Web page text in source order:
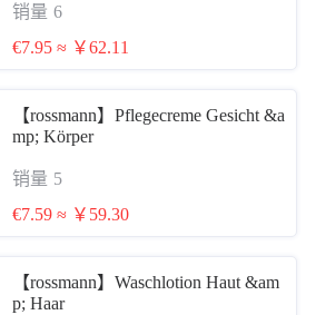
销量 6
€7.95 ≈ ￥62.11
【rossmann】Pflegecreme Gesicht &a
mp; Körper
销量 5
€7.59 ≈ ￥59.30
【rossmann】Waschlotion Haut &am
p; Haar